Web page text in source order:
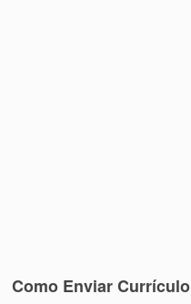
Como Enviar Currículo